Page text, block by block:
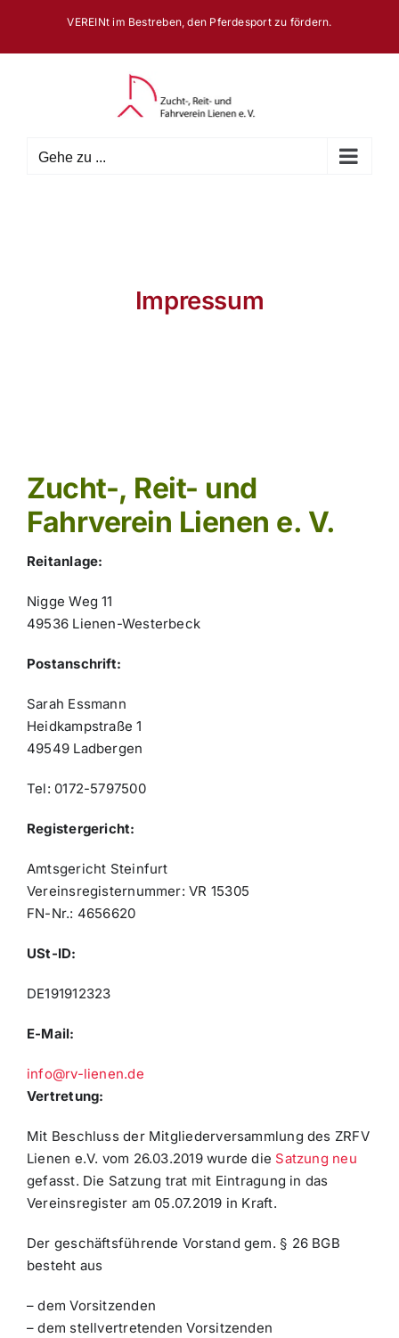
springen
VEREINt im Bestreben, den Pferdesport zu fördern.
Gehe zu ...
Impressum
Zucht-, Reit- und
Fahrverein Lienen e. V.
Reitanlage:
Nigge Weg 11
49536 Lienen-Westerbeck
Postanschrift:
Sarah Essmann
Heidkampstraße 1
49549 Ladbergen
Tel: 0172-5797500
Registergericht:
Amtsgericht Steinfurt
Vereinsregisternummer: VR 15305
FN-Nr.: 4656620
USt-ID:
DE191912323
E-Mail:
info@rv-lienen.de
Vertretung:
Mit Beschluss der Mitgliederversammlung des ZRFV
Lienen e.V. vom 26.03.2019 wurde die Satzung neu
gefasst. Die Satzung trat mit Eintragung in das
Vereinsregister am 05.07.2019 in Kraft.
Der geschäftsführende Vorstand gem. § 26 BGB
besteht aus
– dem Vorsitzenden
– dem stellvertretenden Vorsitzenden